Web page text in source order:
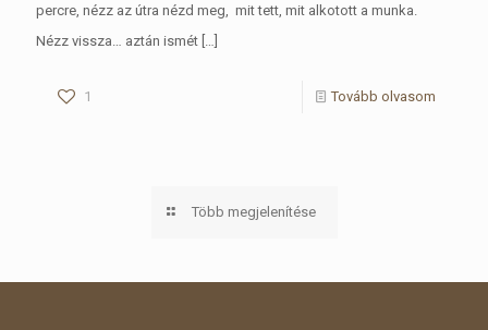
percre, nézz az útra nézd meg, mit tett, mit alkotott a munka.
Nézz vissza… aztán ismét
1 Tovább olvasom
Több megjelenítése